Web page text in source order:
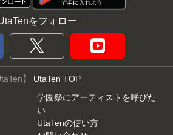
をフォロー
】 UtaTen TOP
学園祭にアーティストを呼びた
い
UtaTenの使い方